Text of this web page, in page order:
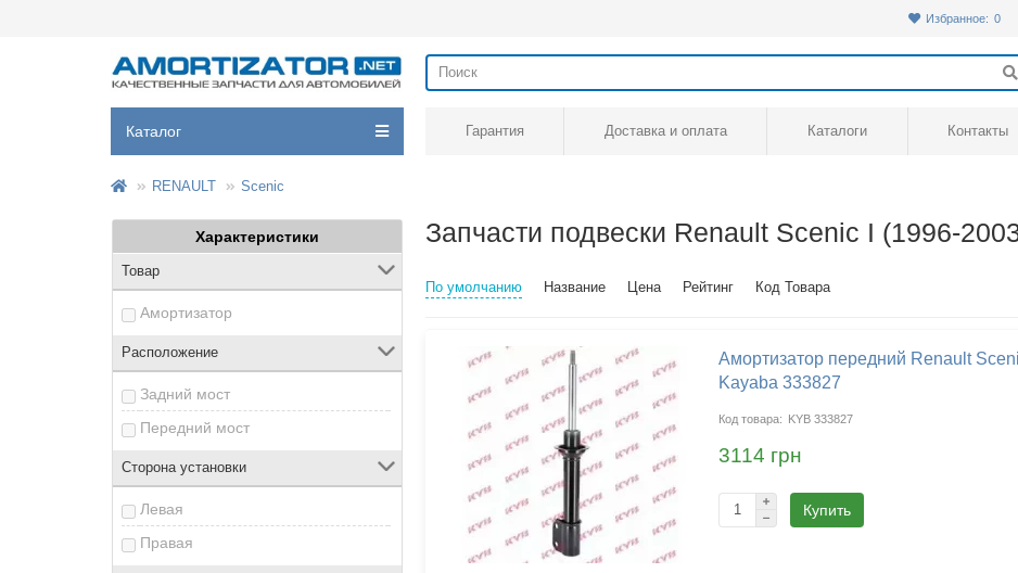
Избранное: 0
Каталог Гарантия Доставка и оплата Каталоги Контакты
RENAULT Scenic
Характеристики
Товар
Амортизатор
Расположение
Задний мост
Передний мост
Сторона установки
Левая
Правая
Запчасти подвески Renault Scenic I (1996-
По умолчанию Название Цена Рейтинг Код Товара
Амортизатор передний Renault
Kayaba 333827
KYB 333827
3114 грн
Купить